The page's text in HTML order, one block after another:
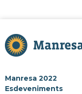
Manresa 2022
Esdeveniments